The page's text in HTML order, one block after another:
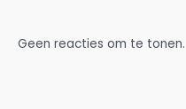
Geen reacties om te tonen.